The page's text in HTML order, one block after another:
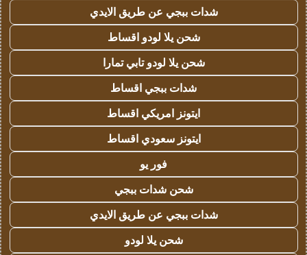
شدات ببجي عن طريق الايدي
شحن يلا لودو اقساط
شحن يلا لودو تابي تمارا
شدات ببجي اقساط
ايتونز امريكي اقساط
ايتونز سعودي اقساط
فور يو
شحن شدات ببجي
شدات ببجي عن طريق الايدي
شحن يلا لودو